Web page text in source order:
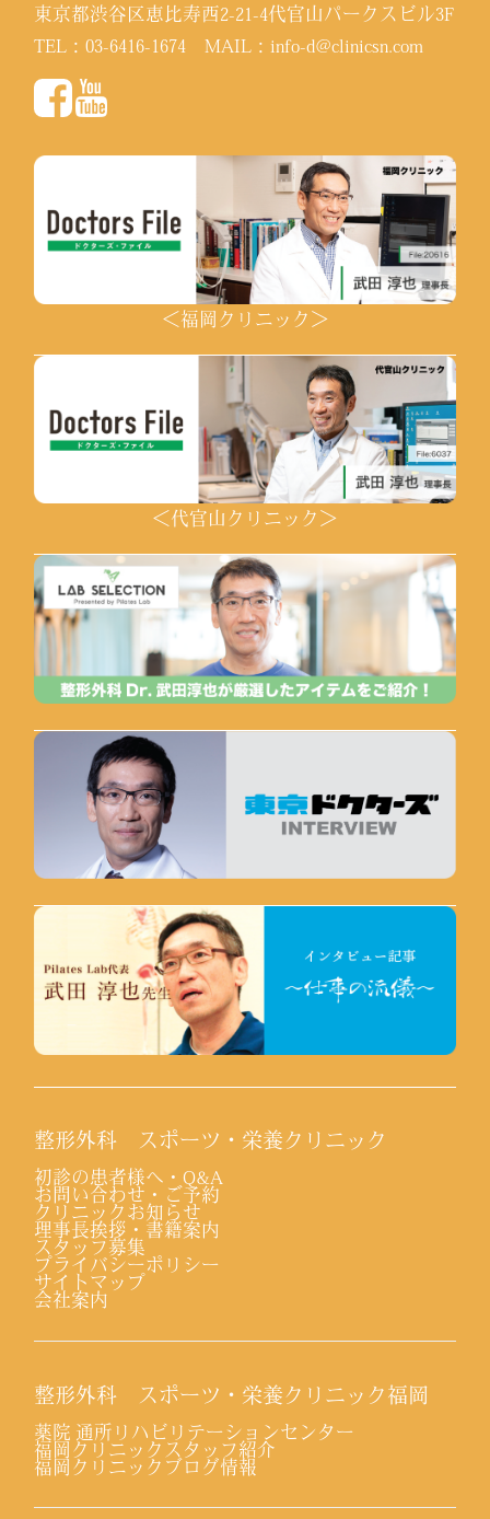
東京都渋谷区恵比寿西2-21-4代官山パークスビル3F
TEL：03-6416-1674 MAIL：info-d@clinicsn.com
＜福岡クリニック＞
＜代官山クリニック＞
整形外科 スポーツ・栄養クリニック
初診の患者様へ・Q&A
お問い合わせ・ご予約
クリニックお知らせ
理事長挨拶・書籍案内
スタッフ募集
プライバシーポリシー
サイトマップ
会社案内
整形外科 スポーツ・栄養クリニック福岡
薬院 通所リハビリテーションセンター
福岡クリニックスタッフ紹介
福岡クリニックブログ情報